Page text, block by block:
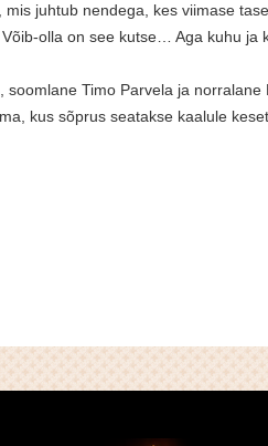
mis juhtub nendega, kes viimase
olla on see kutse… Aga kuhu ja
soomlane Timo Parvela ja
kus sõprus seatakse kaalule